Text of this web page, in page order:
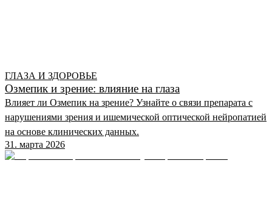
ГЛАЗА И ЗДОРОВЬЕ
Озмепик и зрение: влияние на глаза
Влияет ли Озмепик на зрение? Узнайте о связи препарата с
нарушениями зрения и ишемической оптической нейропатией
на основе клинических данных.
31. марта 2026